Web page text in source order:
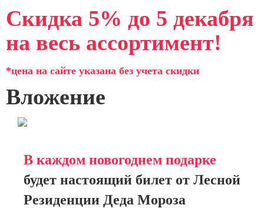
Скидка 5% до 5 декабря
на весь ассортимент!
*цена на сайте указана без учета скидки
Вложение
В каждом новогоднем подарке
будет настоящий билет от Лесной
Резиденции Деда Мороза